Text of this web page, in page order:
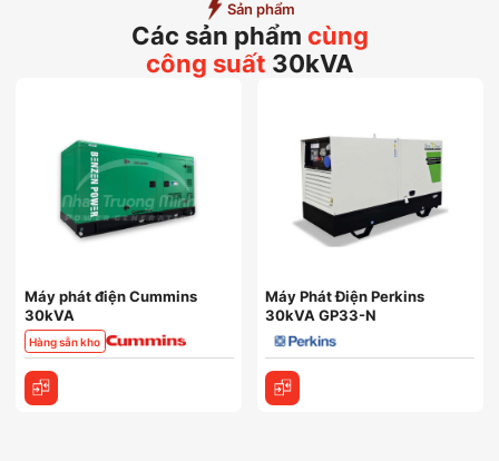
Sản phẩm
Các sản phẩm cùng
công suất 30kVA
Máy phát điện Cummins
30kVA
Hàng sẵn kho
Máy Phát Điện Perkins
30kVA GP33-N